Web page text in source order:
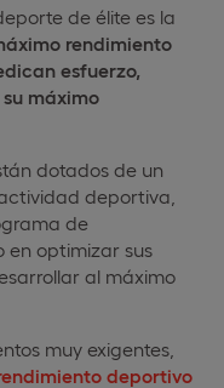
de élite es la
rendimiento
esfuerzo,
máximo
dotados de un
deportiva,
de
en optimizar sus
al máximo
muy exigentes,
deportivo